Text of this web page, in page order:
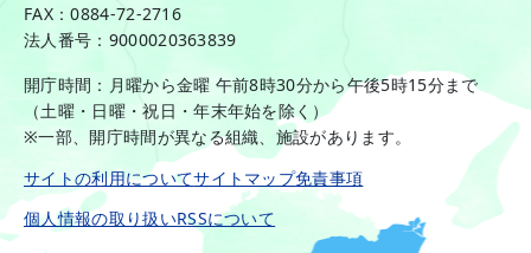
FAX：0884-72-2716
法人番号：9000020363839
開庁時間：月曜から金曜 午前8時30分から午後5時15分まで
（土曜・日曜・祝日・年末年始を除く）
※一部、開庁時間が異なる組織、施設があります。
サイトの利用についてサイトマップ免責事項
個人情報の取り扱いRSSについて